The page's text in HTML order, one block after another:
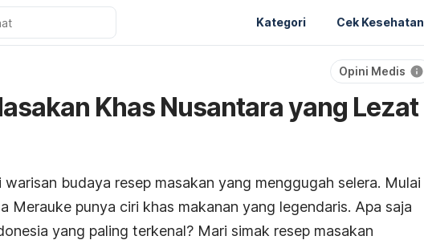
Kategori Cek Kesehatan
Opini Medis
Khas Nusantara yang Lezat
warisan budaya resep masakan yang menggugah selera. Mulai
Merauke punya ciri khas makanan yang legendaris. Apa saja
yang paling terkenal? Mari simak resep masakan